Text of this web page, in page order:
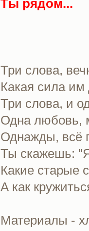
Ты рядом...
Три слова,
Какая сила им
Три слова, и
Одна любовь,
Однажды, всё
Ты скажешь:
Какие старые
А как
Материалы -